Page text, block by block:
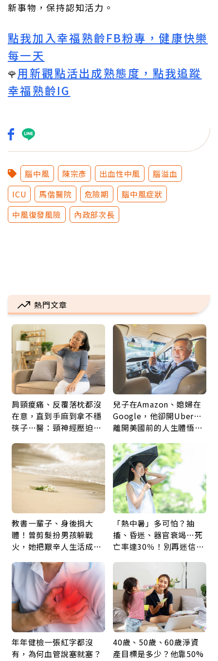
新事物，保持認知活力。
點我加入幸福熟齡FB粉專，健康快樂
每一天
🌹用新觀點活出成熟態度，點我追蹤
幸福熟齡IG
腦中風 陳宗彥 出血性中風
腦溢血
ICU
馬偕醫院 危險期
腦中風症狀
中風復發風險
內政部次長
熱門文章
肩頸痠痛、反覆落枕都沒
在意，直到手麻到拿不穩
筷子…醫：頸神經壓迫上
鍵
兒子在Amazon、媳婦在
Google，他卻開Uber…
離開美國前的人生體悟：
教書一輩子、身後捐大
體！曾剪髮扮男孩躲戰
火，她把艱辛人生活成風
福
「熱中暑」多可怕？抽
搐、昏迷、器官衰竭…死
亡率達30％！別再迷信
年年健檢一張紅字都沒
有，為何血管說塞就塞？
40歲、50歲、60歲淨資
產目標是多少？他靠50%